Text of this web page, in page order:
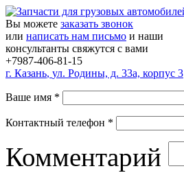
Вы можете заказать звонок
или написать нам письмо и наши
консультанты свяжутся с вами
+7987-406-81-15
г. Казань, ул. Родины, д. 33а, корпус 3
Ваше имя *
Контактный телефон *
Комментарий